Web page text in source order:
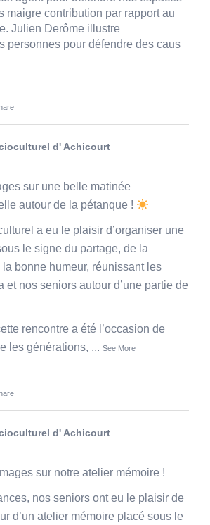
maigre contribution par rapport au
Julien Derôme illustre
personnes pour défendre des caus
d' Achicourt
sur une belle matinée
autour de la pétanque !
a eu le plaisir d’organiser une
le signe du partage, de la
bonne humeur, réunissant les
et nos seniors autour d’une partie de
rencontre a été l’occasion de
les générations, ... See More
d' Achicourt
sur notre atelier mémoire !
nos seniors ont eu le plaisir de
d’un atelier mémoire placé sous le